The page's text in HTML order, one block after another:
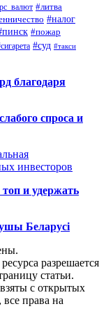
#литва
#налог
#пожар
#суд #такси
благодаря
спроса и
инвесторов
и удержать
Беларусі
разрешается
статьи.
с открытых
права на